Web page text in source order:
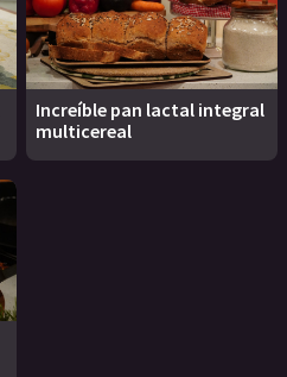
Increíble pan lactal integral
multicereal